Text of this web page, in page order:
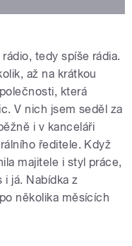
tedy spíše rádia.
až na krátkou
která
V nich jsem seděl za
i v kanceláři
ředitele. Když
majitele i styl práce,
já. Nabídka z
několika měsících